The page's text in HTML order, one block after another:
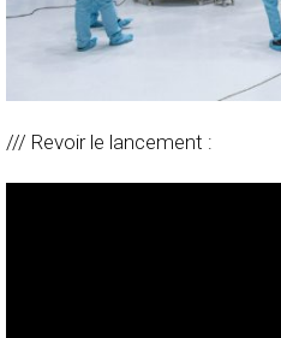
/// Revoir le lancement :